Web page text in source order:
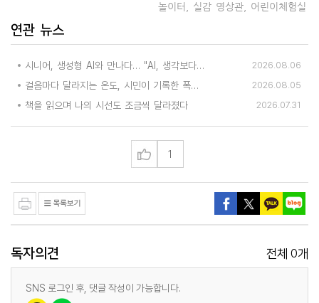
놀이터
실감 영상관 어린이체험실
연관 뉴스
시니어, 생성형 AI와 만나다… "AI, 생각보다 쉽고 재미있어요" 2026.08.06
걸음마다 달라지는 온도, 시민이 기록한 폭염 대응의 현장 2026.08.05
책을 읽으며 나의 시선도 조금씩 달라졌다 2026.07.31
1
독자의견 전체 0개
SNS 로그인 후, 댓글 작성이 가능합니다.